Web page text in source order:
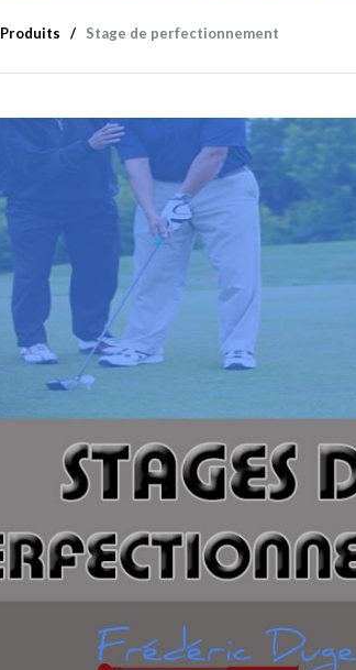
Produits Stage de perfectionnement